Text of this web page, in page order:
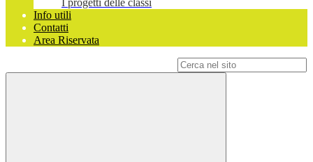
I progetti delle classi
Info utili
Contatti
Area Riservata